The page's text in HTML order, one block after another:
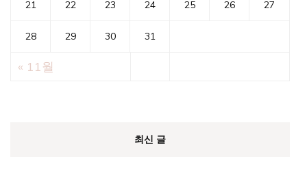
21 22 23 24 25 26 27
28 29 30 31
« 11월
최신 글